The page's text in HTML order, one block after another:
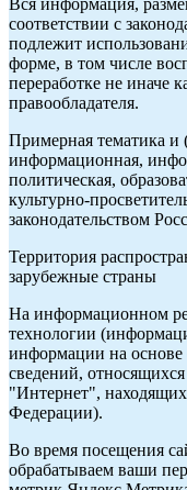
Вся информация,
соответствии с
подлежит
форме, в том числе
переработке не иначе
правообладателя.
Примерная тематика и
информационная,
политическая,
культурно-
законодательством
Территория
зарубежные страны
На информационном
технологии
информации на основе
сведений,
"Интернет",
Федерации).
Во время посещения
обрабатываем ваши